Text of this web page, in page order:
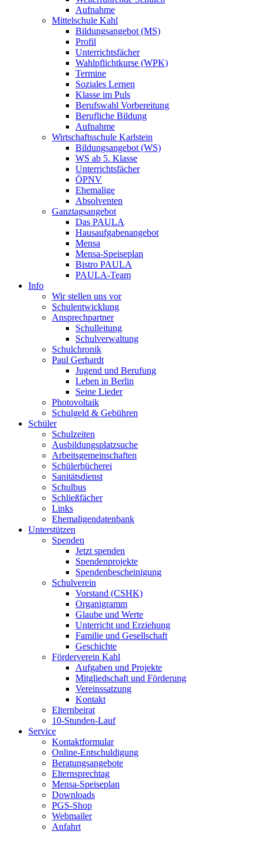
Aufnahme
Mittelschule Kahl
Bildungsangebot (MS)
Profil
Unterrichtsfächer
Wahlpflichtkurse (WPK)
Termine
Soziales Lernen
Klasse im Puls
Berufswahl Vorbereitung
Berufliche Bildung
Aufnahme
Wirtschaftsschule Karlstein
Bildungsangebot (WS)
WS ab 5. Klasse
Unterrichtsfächer
ÖPNV
Ehemalige
Absolventen
Ganztagsangebot
Das PAULA
Hausaufgabenangebot
Mensa
Mensa-Speiseplan
Bistro PAULA
PAULA-Team
Info
Wir stellen uns vor
Schulentwicklung
Ansprechpartner
Schulleitung
Schulverwaltung
Schulchronik
Paul Gerhardt
Jugend und Berufung
Leben in Berlin
Seine Lieder
Photovoltaik
Schulgeld & Gebühren
Schüler
Schulzeiten
Ausbildungsplatzsuche
Arbeitsgemeinschaften
Schülerbücherei
Sanitätsdienst
Schulbus
Schließfächer
Links
Ehemaligendatenbank
Unterstützen
Spenden
Jetzt spenden
Spendenprojekte
Spendenbescheinigung
Schulverein
Vorstand (CSHK)
Organigramm
Glaube und Werte
Unterricht und Erziehung
Familie und Gesellschaft
Geschichte
Förderverein Kahl
Aufgaben und Projekte
Mitgliedschaft und Förderung
Vereinssatzung
Kontakt
Elternbeirat
10-Stunden-Lauf
Service
Kontaktformular
Online-Entschuldigung
Beratungsangebote
Elternsprechtag
Mensa-Speiseplan
Downloads
PGS-Shop
Webmailer
Anfahrt